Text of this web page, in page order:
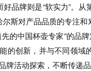
品牌则是“软实力”。从
斯对产品品质的专注
的中国杯壶专家”的品
的创新，并与不同领
活动探索，不断传递品